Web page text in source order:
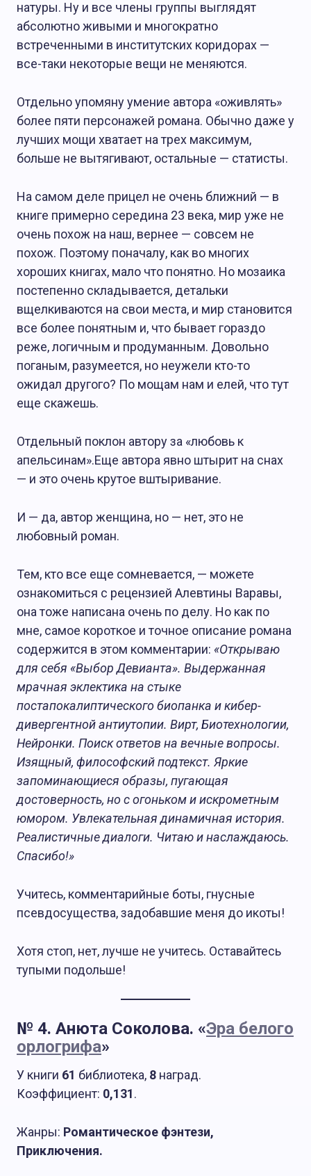
натуры. Ну и все члены группы выглядят
абсолютно живыми и многократно
встреченными в институтских коридорах —
все-таки некоторые вещи не меняются.
Отдельно упомяну умение автора «оживлять»
более пяти персонажей романа. Обычно даже у
лучших мощи хватает на трех максимум,
больше не вытягивают, остальные — статисты.
На самом деле прицел не очень ближний — в
книге примерно середина 23 века, мир уже не
очень похож на наш, вернее — совсем не
похож. Поэтому поначалу, как во многих
хороших книгах, мало что понятно. Но мозаика
постепенно складывается, детальки
вщелкиваются на свои места, и мир становится
все более понятным и, что бывает гораздо
реже, логичным и продуманным. Довольно
поганым, разумеется, но неужели кто-то
ожидал другого? По мощам нам и елей, что тут
еще скажешь.
Отдельный поклон автору за «любовь к
апельсинам».Еще автора явно штырит на снах
— и это очень крутое вштыривание.
И — да, автор женщина, но — нет, это не
любовный роман.
Тем, кто все еще сомневается, — можете
ознакомиться с рецензией Алевтины Варавы,
она тоже написана очень по делу. Но как по
мне, самое короткое и точное описание романа
содержится в этом комментарии: «Открываю
для себя «Выбор Девианта». Выдержанная
мрачная эклектика на стыке
постапокалиптического биопанка и кибер-
дивергентной антиутопии. Вирт, Биотехнологии,
Нейронки. Поиск ответов на вечные вопросы.
Изящный, философский подтекст. Яркие
запоминающиеся образы, пугающая
достоверность, но с огоньком и искрометным
юмором. Увлекательная динамичная история.
Реалистичные диалоги. Читаю и наслаждаюсь.
Спасибо!»
Учитесь, комментарийные боты, гнусные
псевдосущества, задобавшие меня до икоты!
Хотя стоп, нет, лучше не учитесь. Оставайтесь
тупыми подольше!
№ 4. Анюта Соколова. «Эра белого
орлогрифа»
У книги 61 библиотека, 8 наград.
Коэффициент: 0,131.
Жанры: Романтическое фэнтези,
Приключения.